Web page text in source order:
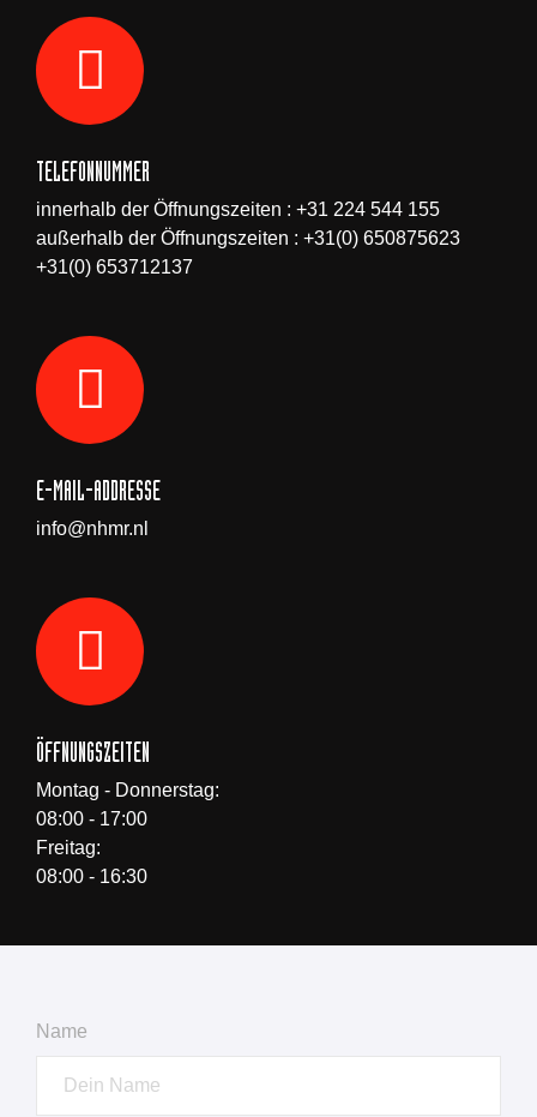
TELEFONNUMMER
innerhalb der Öffnungszeiten : +31 224 544 155
außerhalb der Öffnungszeiten : +31(0) 650875623
+31(0) 653712137
E-MAIL-ADDRESSE
info@nhmr.nl
ÖFFNUNGSZEITEN
Montag - Donnerstag:
08:00 - 17:00
Freitag:
08:00 - 16:30
Name